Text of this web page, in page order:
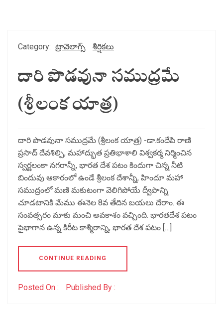
Category: ట్రావెలాగ్స్ శీర్షికలు
దారి పొడవునా సముద్రమే
(శ్రీలంక యాత్ర)
దారి పొడవునా సముద్రమే (శ్రీలంక యాత్ర) -డా.కందేపి రాణి
ప్రసాద్ దేవశిల్పి, మహాద్భుత ప్రతిభాశాలి విశ్వకర్మ నిర్మించిన
స్వర్ణలంకా నగరాన్నీ, భారత దేశ పటం కిందుగా చిన్న నీటి
బిందువు ఆకారంలో ఉండే శ్రీలంక దేశాన్నీ, హిందూ మహా
సముద్రంలో మణి మకుటంగా వెలిగిపోయే ద్వీపాన్ని
చూడటానికి మేము ఈనెల 8వ తేదిన బయలు దేరాం. ఈ
సంవత్సరం మాకు మంచి అవకాశం వచ్చింది. భారతదేశ పటం
పైభాగాన ఉన్న కిరీట కాశ్మీరాన్ని, భారత దేశ పటం […]
CONTINUE READING
Posted On : Published By :